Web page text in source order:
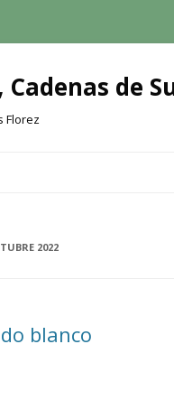
Cadenas de
Florez
2022
blanco